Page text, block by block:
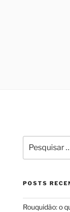
por:
POSTS
Rouquidão: o